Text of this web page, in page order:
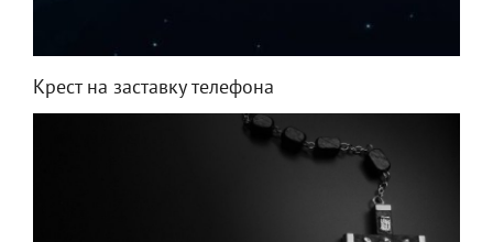
Крест на заставку телефона